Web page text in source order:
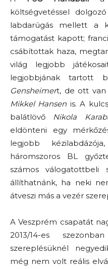
költségvetéssel
labdarúgás mellett a
támogatást kapott;
csábítottak haza,
világ legjobb
legjobbjának tartott
Gensheimert, de ott van
Mikkel Hansen is. A
balátlövő Nikola
eldönteni egy
legjobb
háromszoros BL
számos
állíthatnánk, ha neki
átveszi más a vezér
A Veszprém csapatát
2013/14-es
szereplésüknél
még nem volt reális